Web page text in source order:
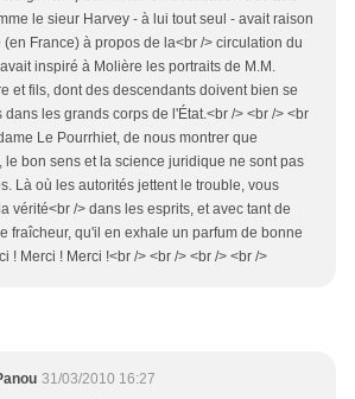
le sieur Harvey - à lui tout seul - avait raison
(en France) à propos de la<br /> circulation du
inspiré à Molière les portraits de M.M.
et fils, dont des descendants doivent bien se
dans les grands corps de l'État.<br /> <br /> <br
Le Pourrhiet, de nous montrer que
le bon sens et la science juridique ne sont pas
Là où les autorités jettent le trouble, vous
vérité<br /> dans les esprits, et avec tant de
fraîcheur, qu'il en exhale un parfum de bonne
! Merci ! Merci !<br /> <br /> <br /> <br />
31/03/2010 16:27